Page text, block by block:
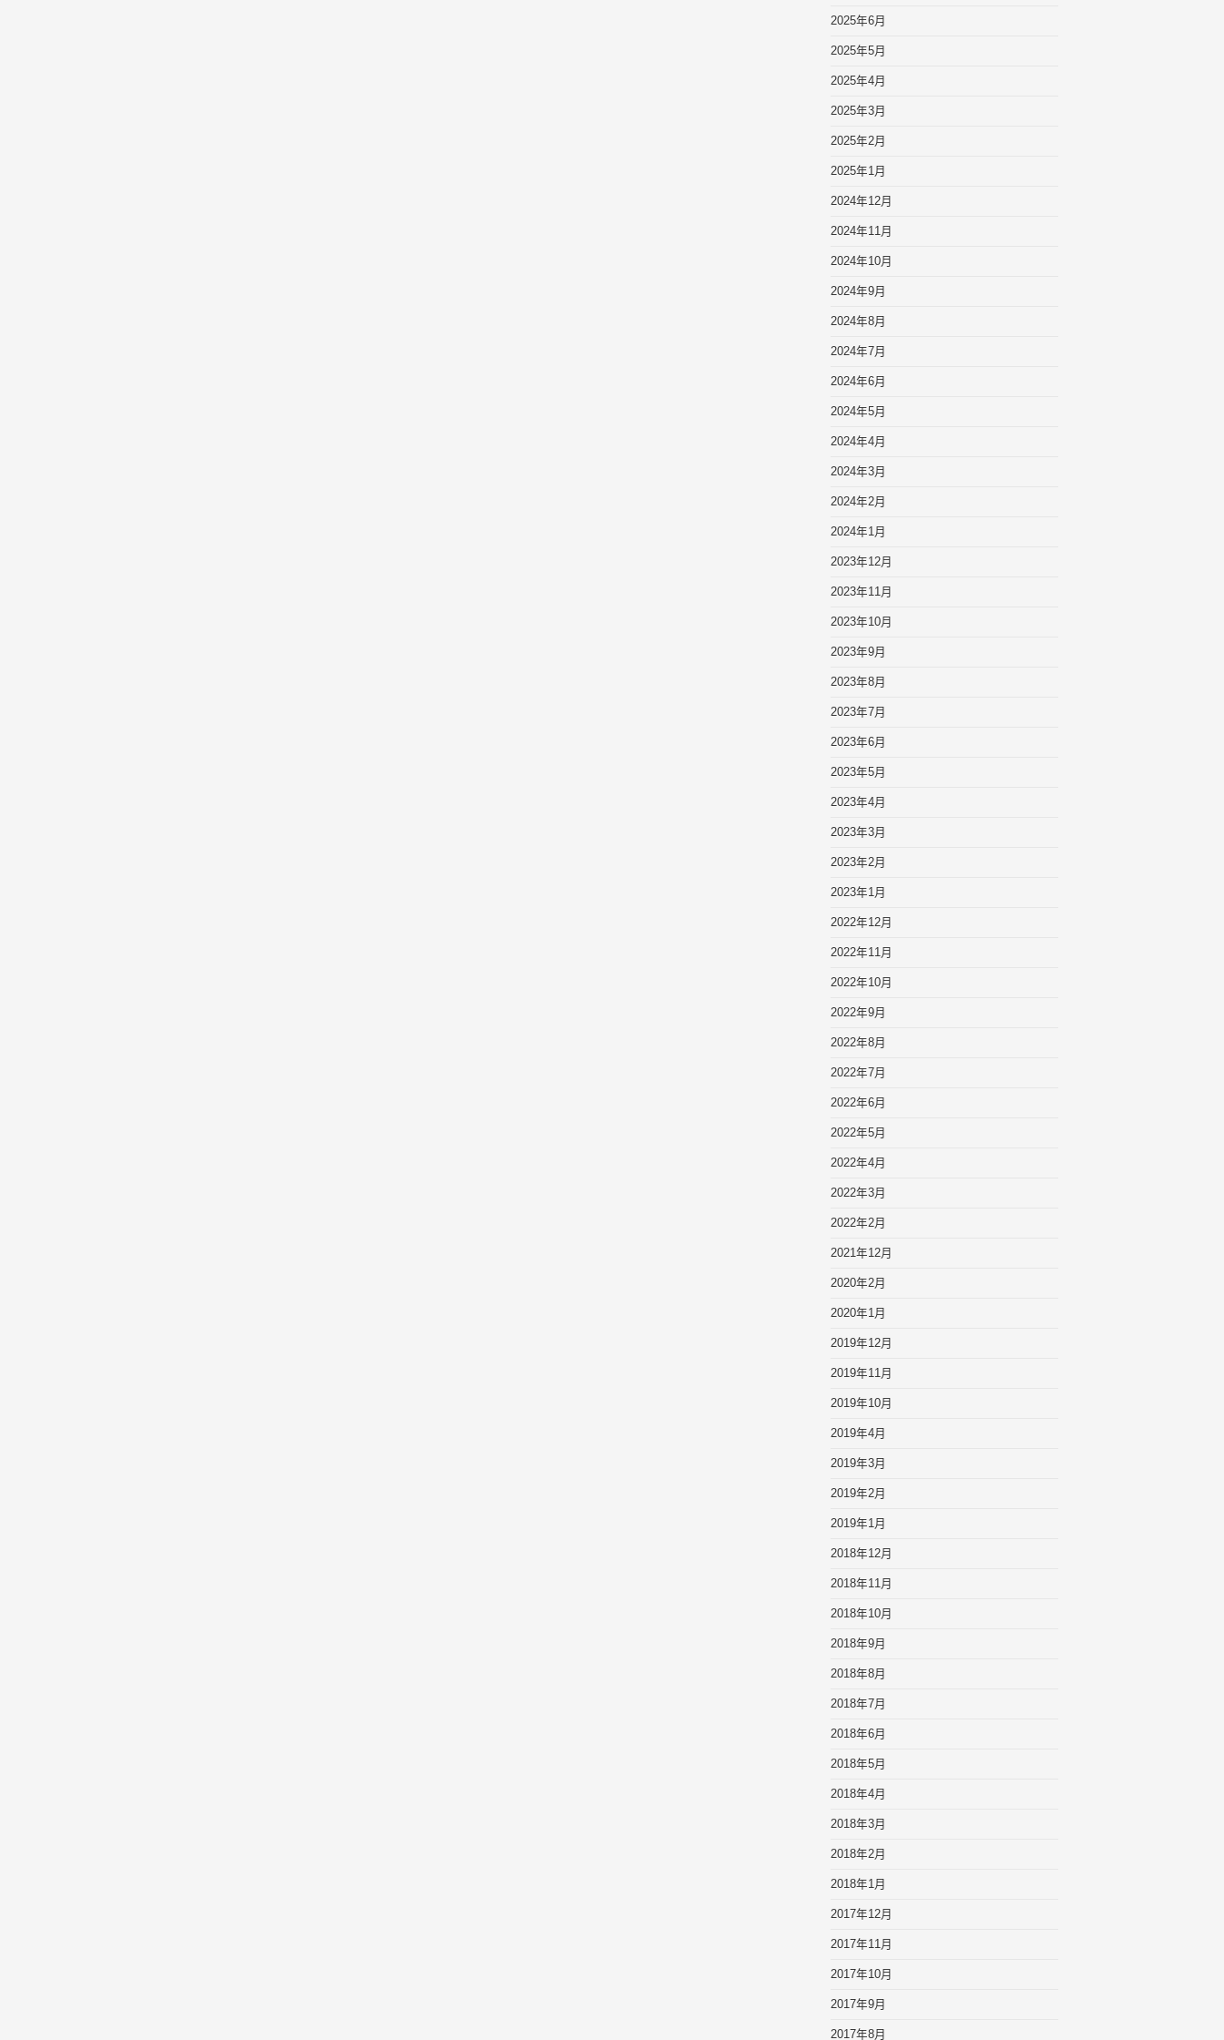
2025年6月
2025年5月
2025年4月
2025年3月
2025年2月
2025年1月
2024年12月
2024年11月
2024年10月
2024年9月
2024年8月
2024年7月
2024年6月
2024年5月
2024年4月
2024年3月
2024年2月
2024年1月
2023年12月
2023年11月
2023年10月
2023年9月
2023年8月
2023年7月
2023年6月
2023年5月
2023年4月
2023年3月
2023年2月
2023年1月
2022年12月
2022年11月
2022年10月
2022年9月
2022年8月
2022年7月
2022年6月
2022年5月
2022年4月
2022年3月
2022年2月
2021年12月
2020年2月
2020年1月
2019年12月
2019年11月
2019年10月
2019年4月
2019年3月
2019年2月
2019年1月
2018年12月
2018年11月
2018年10月
2018年9月
2018年8月
2018年7月
2018年6月
2018年5月
2018年4月
2018年3月
2018年2月
2018年1月
2017年12月
2017年11月
2017年10月
2017年9月
2017年8月